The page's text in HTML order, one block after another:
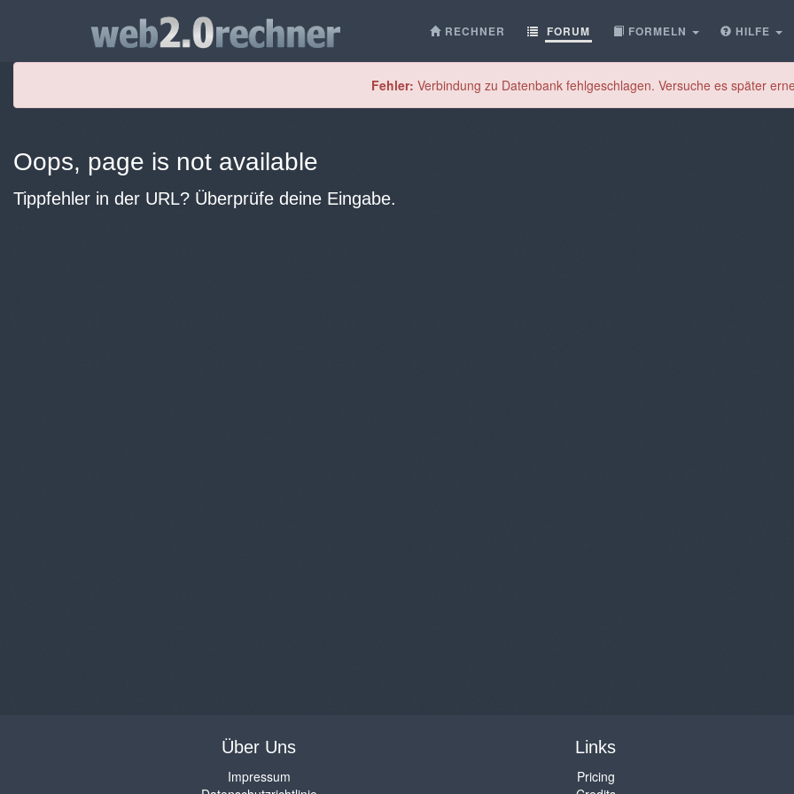
RECHNER FORUM FORMELN HILFE
Fehler: Verbindung zu Datenbank fehlgeschlagen. Versuche es später
Oops, page is not available
Tippfehler in der URL? Überprüfe deine Eingabe.
Über Uns
Impressum
Links
Pricing